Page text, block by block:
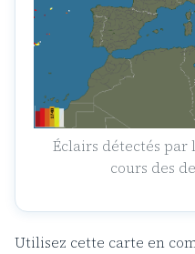
Éclairs détectés
cours des
Utilisez cette carte en